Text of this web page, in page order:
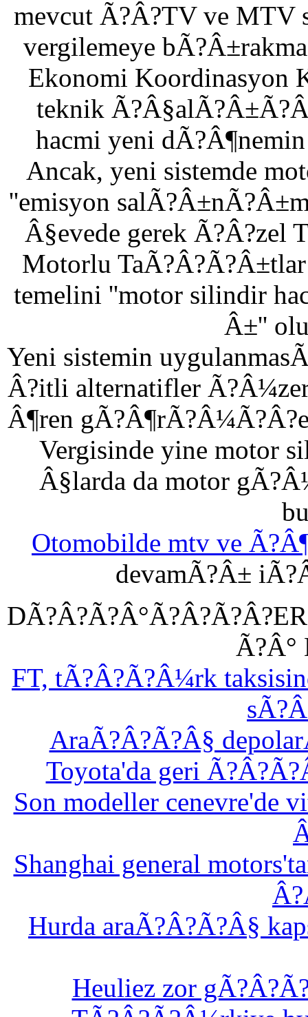
mevcut Ã?Â?TV ve
vergilemeye
Ekonomi Koordinasyon
teknik
hacmi yeni
Ancak, yeni sistemde
''emisyon
Â§evede gerek Ã?Â?zel
Motorlu
temelini ''motor silindir
Â±''
Yeni sistemin
Â?itli alternatifler
Â¶ren
Vergisinde yine motor
Â§larda da motor
Otomobilde mtv ve
devamÃ?Â±
Ã?Â°
FT, tÃ?Â?Ã?Â¼rk
AraÃ?Â?Ã?Â§
Toyota'da geri
Son modeller cenevre'de
Shanghai general
Hurda araÃ?Â?Ã?Â§
Heuliez zor